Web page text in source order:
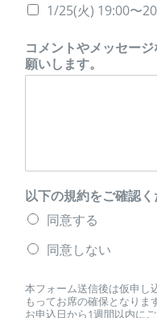
1/25(火) 19:00〜
コメントやメッセー
願いします。
以下の規約をご確認
同意する
同意しない
本フォーム送信後は仮申し
もってお席の確保となります
お申込日から1週間以内に